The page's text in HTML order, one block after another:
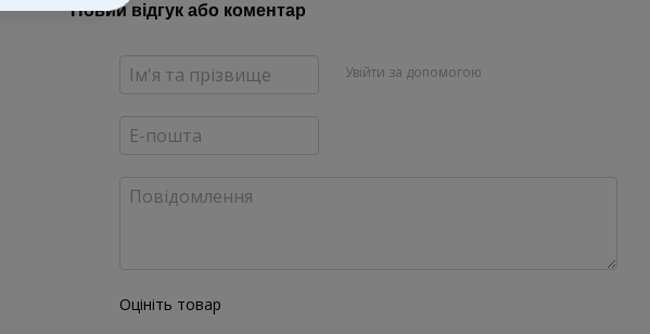
Новий відгук або коментар
Увійти за допомогою
Оцініть товар